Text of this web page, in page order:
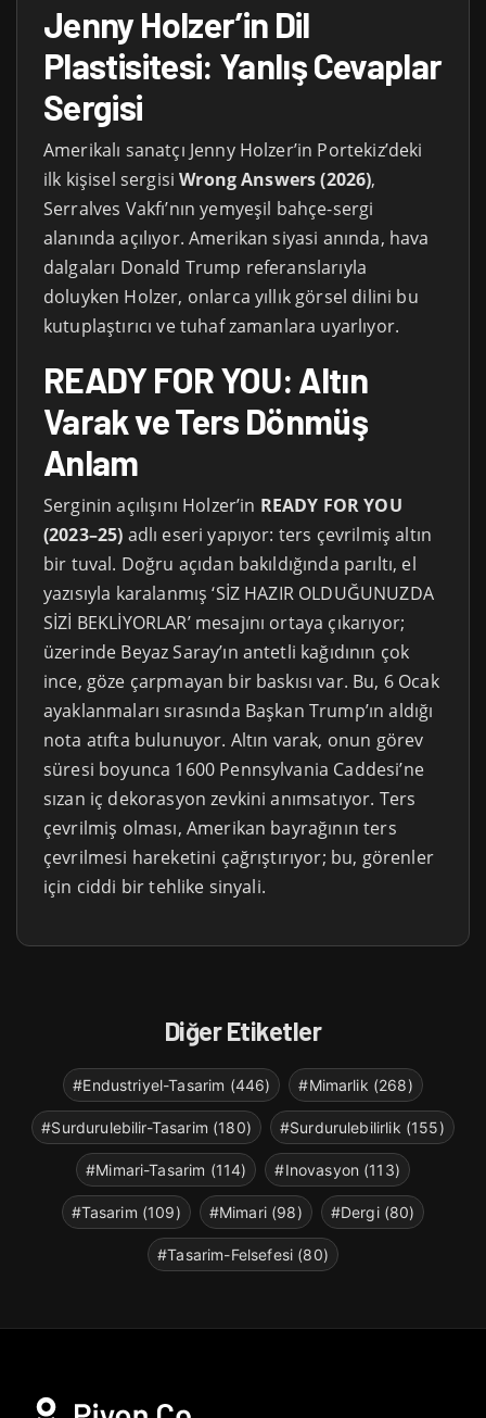
Jenny Holzer’in Dil
Plastisitesi: Yanlış Cevaplar
Sergisi
Amerikalı sanatçı Jenny Holzer’in Portekiz’deki
ilk kişisel sergisiWrong Answers (2026),
Serralves Vakfı’nın yemyeşil bahçe-sergi
alanında açılıyor. Amerikan siyasi anında, hava
dalgaları Donald Trump referanslarıyla
doluyken Holzer, onlarca yıllık görsel dilini bu
kutuplaştırıcı ve tuhaf zamanlara uyarlıyor.
READY FOR YOU: Altın
Varak ve Ters Dönmüş
Anlam
Serginin açılışını Holzer’in READY FOR YOU
(2023–25) adlı eseri yapıyor: ters çevrilmiş altın
bir tuval. Doğru açıdan bakıldığında parıltı, el
yazısıyla karalanmış ‘SİZ HAZIR OLDUĞUNUZDA
SİZİ BEKLİYORLAR’ mesajını ortaya çıkarıyor;
üzerinde Beyaz Saray’ın antetli kağıdının çok
ince, göze çarpmayan bir baskısı var. Bu, 6 Ocak
ayaklanmaları sırasında Başkan Trump’ın aldığı
nota atıfta bulunuyor. Altın varak, onun görev
süresi boyunca 1600 Pennsylvania Caddesi’ne
sızan iç dekorasyon zevkini anımsatıyor. Ters
çevrilmiş olması, Amerikan bayrağının ters
çevrilmesi hareketini çağrıştırıyor; bu, görenler
için ciddi bir tehlike sinyali.
Diğer Etiketler
#Endustriyel-Tasarim (446) #Mimarlik (268)
#Surdurulebilir-Tasarim (180) #Surdurulebilirlik (155)
#Mimari-Tasarim (114) #Inovasyon (113)
#Tasarim (109) #Mimari (98) #Dergi (80)
#Tasarim-Felsefesi (80)